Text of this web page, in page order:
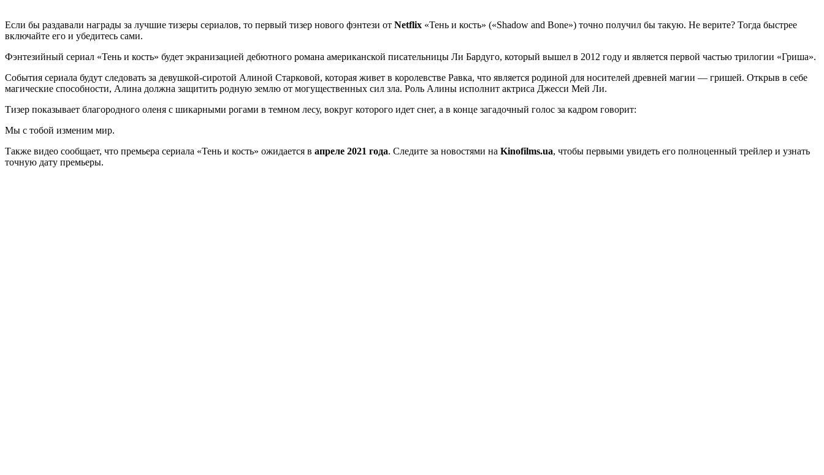
Если бы раздавали награды за лучшие тизеры сериалов, то первый тизер нового фэнтези от Netflix «Тень и кость» («Shadow and Bone») точно получил бы такую. Не верите? Тогда быстрее
включайте его и убедитесь сами.
Фэнтезийный сериал «Тень и кость» будет экранизацией дебютного романа американской писательницы Ли Бардуго, который вышел в 2012 году и является первой частью трилогии «Гриша».
События сериала будут следовать за девушкой-сиротой Алиной Старковой, которая живет в королевстве Равка, что является родиной для носителей древней магии — гришей. Открыв в себе
магические способности, Алина должна защитить родную землю от могущественных сил зла. Роль Алины исполнит актриса Джесси Мей Ли.
Тизер показывает благородного оленя с шикарными рогами в темном лесу, вокруг которого идет снег, а в конце загадочный голос за кадром говорит:
Мы с тобой изменим мир.
Также видео сообщает, что премьера сериала «Тень и кость» ожидается в апреле 2021 года. Следите за новостями на Kinofilms.ua, чтобы первыми увидеть его полноценный трейлер и узнать
точную дату премьеры.